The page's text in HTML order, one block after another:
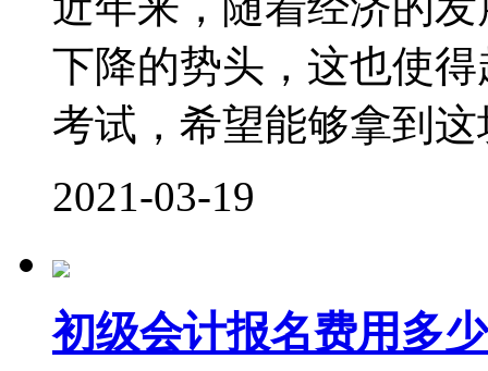
下降的势头，这也使
考试，希望能够拿到
2021-03-19
初级会计报名费用多